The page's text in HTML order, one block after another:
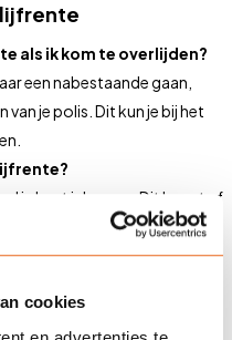
cookies
als ik kom te overlijden?
een nabestaande gaan,
je polis. Dit kun je bij het
je kunt inleggen. Dit hangt af
Wij helpen je
vaak mogelijk, maar brengt